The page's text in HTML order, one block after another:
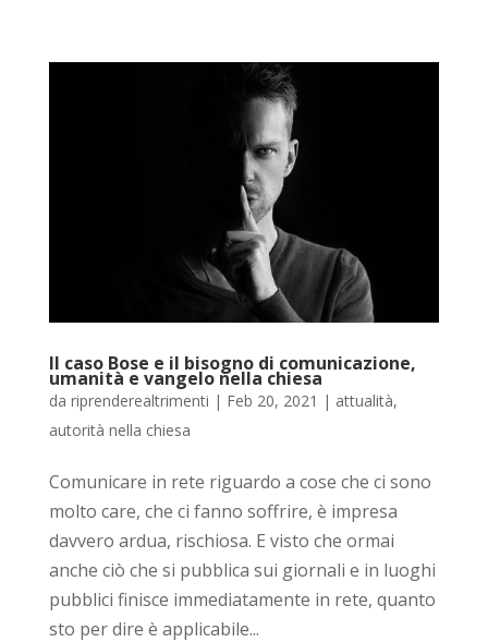
Il caso Bose e il bisogno di comunicazione,
umanità e vangelo nella chiesa
da riprenderealtrimenti | Feb 20, 2021 | attualità,
autorità nella chiesa
Comunicare in rete riguardo a cose che ci sono
molto care, che ci fanno soffrire, è impresa
davvero ardua, rischiosa. E visto che ormai
anche ciò che si pubblica sui giornali e in luoghi
pubblici finisce immediatamente in rete, quanto
sto per dire è applicabile...